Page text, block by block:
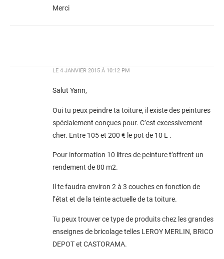
Merci
LE 4 JANVIER 2015 À 10:12 PM
Salut Yann,
Oui tu peux peindre ta toiture, il existe des peintures
spécialement conçues pour. C’est excessivement
cher. Entre 105 et 200 € le pot de 10 L .
Pour information 10 litres de peinture t’offrent un
rendement de 80 m2.
Il te faudra environ 2 à 3 couches en fonction de
l’état et de la teinte actuelle de ta toiture.
Tu peux trouver ce type de produits chez les grandes
enseignes de bricolage telles LEROY MERLIN, BRICO
DEPOT et CASTORAMA.